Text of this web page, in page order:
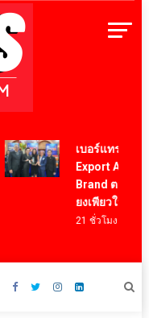
เบอร์แทรม คว้าร
Export Award
Brand ตอกย้ำคว
ยงเพียวในระดับส
21 ชั่วโมง ago